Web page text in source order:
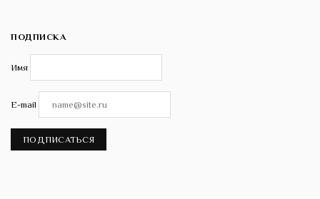
ПОДПИСКА
Имя
E-mail
ПОДПИСАТЬСЯ